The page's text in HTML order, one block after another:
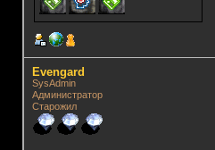
Evengard
SysAdmin
Администратор
Старожил